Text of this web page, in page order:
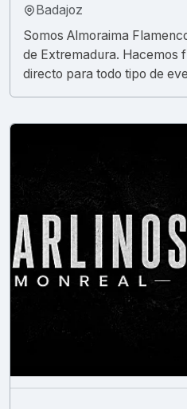
Badajoz
Somos Almoraima
de Extremadura. Hacemos
directo para todo tipo de